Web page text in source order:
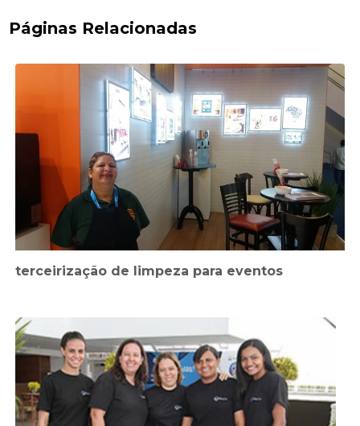
Páginas Relacionadas
terceirização de limpeza para eventos